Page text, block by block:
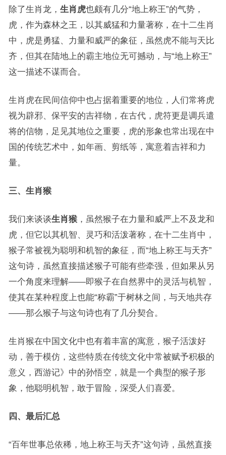
除了生肖龙， 生肖虎也颇有几分“地上称王”的气势，
虎，作为森林之王，以其威猛和力量著称，在十二生肖
中，虎是勇猛、力量和威严的象征，虽然虎不能与天比
齐，但其在陆地上的霸主地位无可撼动，与“地上称王”
这一描述不谋而合。
生肖虎在民间信仰中也占据着重要的地位，人们常将虎
视为辟邪、保平安的吉祥物，在古代，虎符更是调兵遣
将的信物，足见其地位之重要，虎的形象也常出现在中
国的传统艺术中，如年画、剪纸等，寓意着吉祥和力
量。
三、生肖猴
我们来谈谈生肖猴，虽然猴子在力量和威严上不及龙和
虎，但它以其机智、灵巧和活泼著称，在十二生肖中，
猴子常被视为聪明和机智的象征，而“地上称王与天齐”
这句诗，虽然直接描述猴子可能有些牵强，但如果从另
一个角度来理解——即猴子在自然界中的灵活与机智，
使其在某种程度上也能“称霸”于树林之间，与天地共存
——那么猴子与这句诗也有了几分契合。
生肖猴在中国文化中也有着丰富的寓意，猴子活泼好
动，善于模仿，这些特质在传统文化中常被赋予积极的
意义，西游记》中的孙悟空，就是一个典型的猴子形
象，他聪明机智，敢于冒险，深受人们喜爱。
四、最后汇总
“百年世事总依稀，地上称王与天齐”这句诗，虽然直接